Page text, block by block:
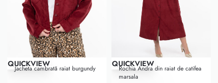
QUICKVIEW
Jacheta cambrată raiat burgundy QUICKVIEW
Rochia Andra din raiat de catifea
marsala